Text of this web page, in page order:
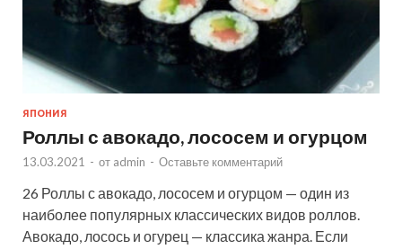
ЯПОНИЯ
Роллы с авокадо, лососем и огурцом
13.03.2021 - от admin - Оставьте комментарий
26 Роллы с авокадо, лососем и огурцом — один из
наиболее популярных классических видов роллов.
Авокадо, лосось и огурец — классика жанра. Если